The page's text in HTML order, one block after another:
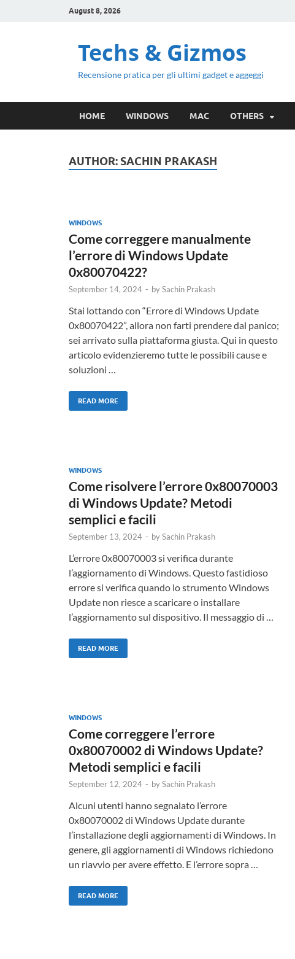
August 8, 2026
Techs & Gizmos
Recensione pratica per gli ultimi gadget e aggeggi
HOME WINDOWS MAC OTHERS
AUTHOR: SACHIN PRAKASH
WINDOWS
Come correggere manualmente
l’errore di Windows Update
0x80070422?
September 14, 2024 - bySachin Prakash
Stai lottando con “Errore di Windows Update
0x80070422”, allora non farti prendere dal panico;
sei arrivato sulla piattaforma giusta. Qui in questo
articolo evidenzieremo tutte le possibili cause e
soluzioni …
READ MORE
WINDOWS
Come risolvere l’errore 0x80070003
di Windows Update? Metodi
semplici e facili
September 13, 2024 - bySachin Prakash
L’errore 0x80070003 si verifica durante
l’aggiornamento di Windows. Questo fastidioso
errore si verifica quando lo strumento Windows
Update non riesce a scaricare o installare
l’aggiornamento sul dispositivo. Il messaggio di …
READ MORE
WINDOWS
Come correggere l’errore
0x80070002 di Windows Update?
Metodi semplici e facili
September 12, 2024 - bySachin Prakash
Alcuni utenti hanno segnalato l’errore
0x80070002 di Windows Update durante
l’installazione degli aggiornamenti di Windows. In
genere, gli aggiornamenti di Windows richiedono
un riavvio per avere effetto. E l’errore sopra …
READ MORE